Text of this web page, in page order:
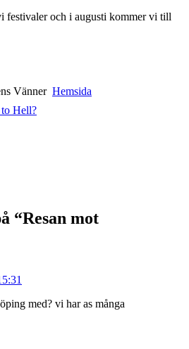
festivaler och i augusti kommer vi till
Vänner  Hemsida
Hell?
“Resan mot
med? vi har as många